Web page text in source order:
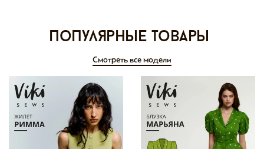
Популярные товары
Смотреть все модели